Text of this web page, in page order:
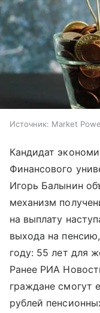
Источник: Market
Кандидат
Финансового
Игорь Балынин
механизм
на выплату
выхода на
году: 55 лет для
Ранее РИА
граждане смогут
рублей